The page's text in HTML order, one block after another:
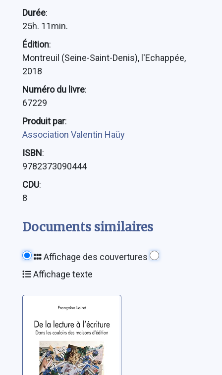
Durée:
25h. 11min.
Édition:
Montreuil (Seine-Saint-Denis), l'Echappée,
2018
Numéro du livre:
67229
Produit par:
Association Valentin Haüy
ISBN:
9782373090444
CDU:
8
Documents similaires
Affichage des couvertures
Affichage texte
De la lecture à
l'écriture: dans
les couloirs des
maisons
d'édition
Loiret, Françoise